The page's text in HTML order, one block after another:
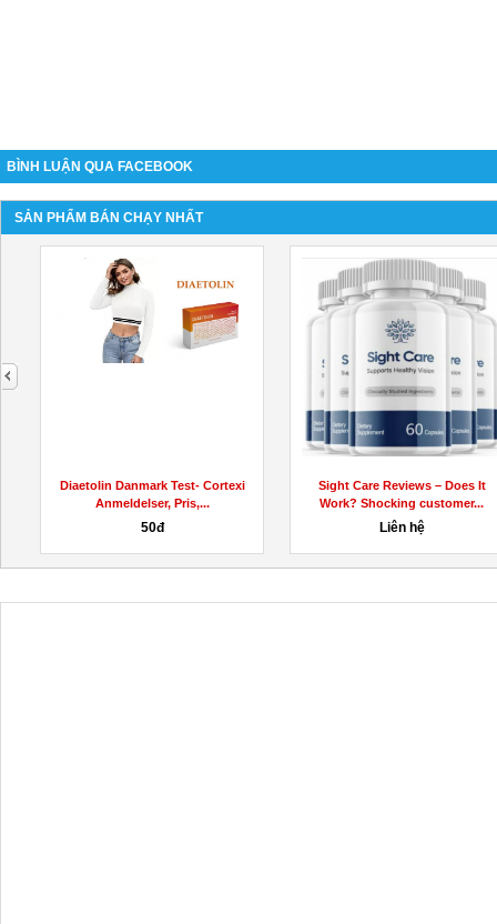
BÌNH LUẬN QUA FACEBOOK
SẢN PHẨM BÁN CHẠY NHẤT
Diaetolin Danmark Test- Cortexi
Anmeldelser, Pris,...
50đ
Sight Care Reviews – Does It
Work? Shocking customer...
Liên hệ